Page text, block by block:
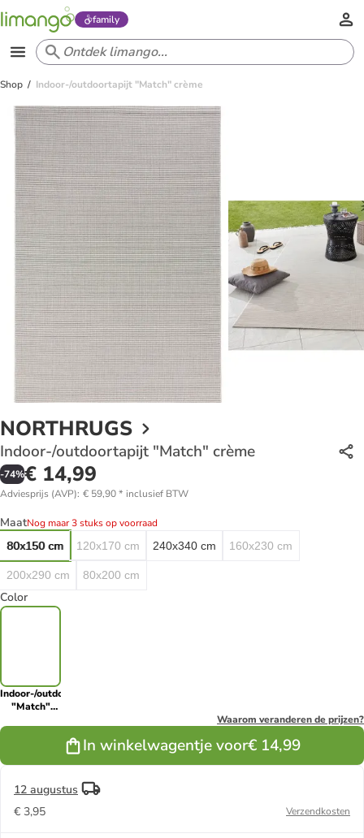
family
Shop Indoor-/outdoortapijt "Match" crème
NORTHRUGS
Indoor-/outdoortapijt "Match" crème
-74%€ 14,99
Adviesprijs (AVP): € 59,90* inclusief BTW
MaatNog maar 3 stuks op voorraad
80x150 cm
120x170 cm 240x340 cm 160x230 cm
200x290 cm 80x200 cm
Color
Indoor-/outdoortapijt
"Match"
Waarom veranderen de prijzen?
In winkelwagentje voor€ 14,99
12 augustus
€ 3,95
Verzendkosten